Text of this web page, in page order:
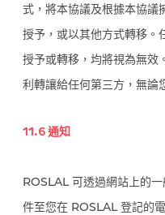
式，將本協議及根據本協議
授予，或以其他方式轉移。
授予或轉移，均將視為無效
利轉讓給任何第三方，無論
11.6 通知
ROSLAL 可透過網站上的
件至您在 ROSLAL 登記的